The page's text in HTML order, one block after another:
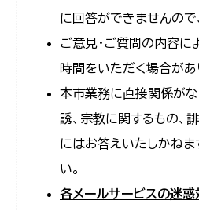
に回答ができませんので
ご意見・ご質問の内容に
時間をいただく場合があ
本市業務に直接関係が
誘、宗教に関するもの、
にはお答えいたしかねま
い。
各メールサービスの迷惑